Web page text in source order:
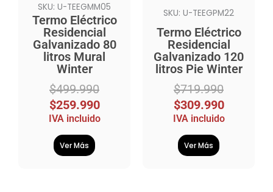
SKU: U-TEEGMM05
Termo Eléctrico
Residencial
Galvanizado 80
litros Mural
Winter
$499.990
$259.990
IVA incluido
Ver Más
SKU: U-TEEGPM22
Termo Eléctrico
Residencial
Galvanizado 120
litros Pie Winter
$719.990
$309.990
IVA incluido
Ver Más